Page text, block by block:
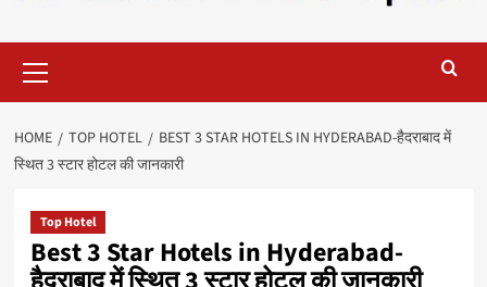
HOME TOP HOTEL
BEST 3 STAR HOTELS IN HYDERABAD-हैदराबाद में
स्थित 3 स्टार होटल की जानकारी
Top Hotel
Best 3 Star Hotels in Hyderabad-